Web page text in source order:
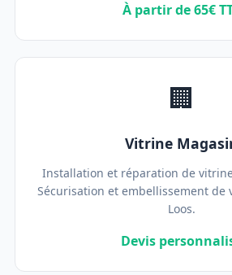
À partir de 65€
🏢
Vitrine
Installation et réparation de
Sécurisation et embellissement de
Loos.
Devis